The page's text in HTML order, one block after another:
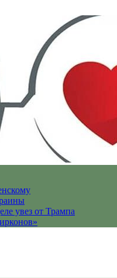
увез от Трампа